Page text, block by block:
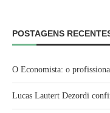
POSTAGENS
O Economista: o
Lucas Lautert Dezordi